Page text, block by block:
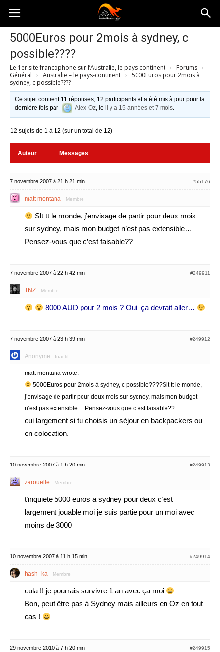
Australia-
australie.com
5000Euros pour 2mois à sydney, c
possible????
Le 1er site francophone sur l’Australie, le pays-continent › Forums ›
Général › Australie – le pays-continent › 5000Euros pour 2mois à
sydney, c possible????
Ce sujet contient 11 réponses, 12 participants et a été mis à jour pour la
dernière fois par
Alex-Oz, leil y a 15 années et 7 mois.
12 sujets de 1 à 12 (sur un total de 12)
Auteur Messages
7 novembre 2007 à 21 h 21 min #55176
matt montana Membre
Slt tt le monde, j’envisage de partir pour deux mois
sur sydney, mais mon budget n’est pas extensible…
Pensez-vous que c’est faisable??
7 novembre 2007 à 22 h 42 min #249911
TNZ Membre
8000 AUD pour 2 mois ? Oui, ça devrait aller…
7 novembre 2007 à 23 h 39 min #249912
Anonyme Inactif
matt montana wrote:
5000Euros pour 2mois à sydney, c possible????Slt tt le monde,
j’envisage de partir pour deux mois sur sydney, mais mon budget
n’est pas extensible… Pensez-vous que c’est faisable??
oui largement si tu choisis un séjour en backpackers ou
en colocation.
10 novembre 2007 à 1 h 20 min #249913
zarouelle Membre
t’inquiète 5000 euros à sydney pour deux c’est
largement jouable moi je suis partie pour un moi avec
moins de 3000
10 novembre 2007 à 11 h 15 min #249914
hash_ka Membre
oula !! je pourrais survivre 1 an avec ça moi
Bon, peut être pas à Sydney mais ailleurs en Oz en tout
cas !
29 novembre 2010 à 7 h 20 min #249915